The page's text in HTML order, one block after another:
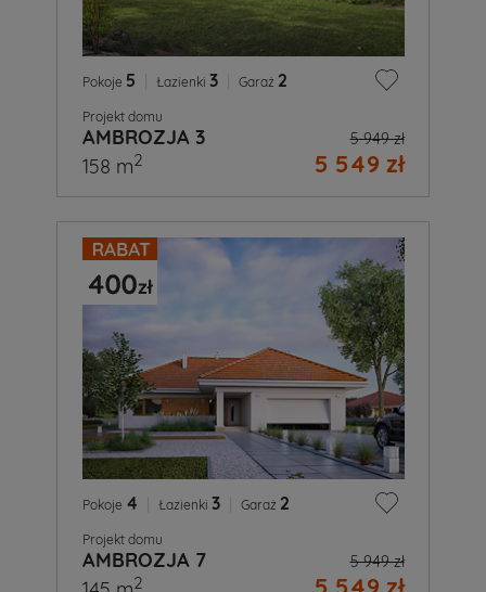
Pokoje 5 Łazienki 3 Garaż 2
Projekt domu
AMBROZJA 3 5 949 zł
5 549 zł
158 m2
Pokoje 4 Łazienki 3 Garaż 2
Projekt domu
AMBROZJA 7 5 949 zł
2